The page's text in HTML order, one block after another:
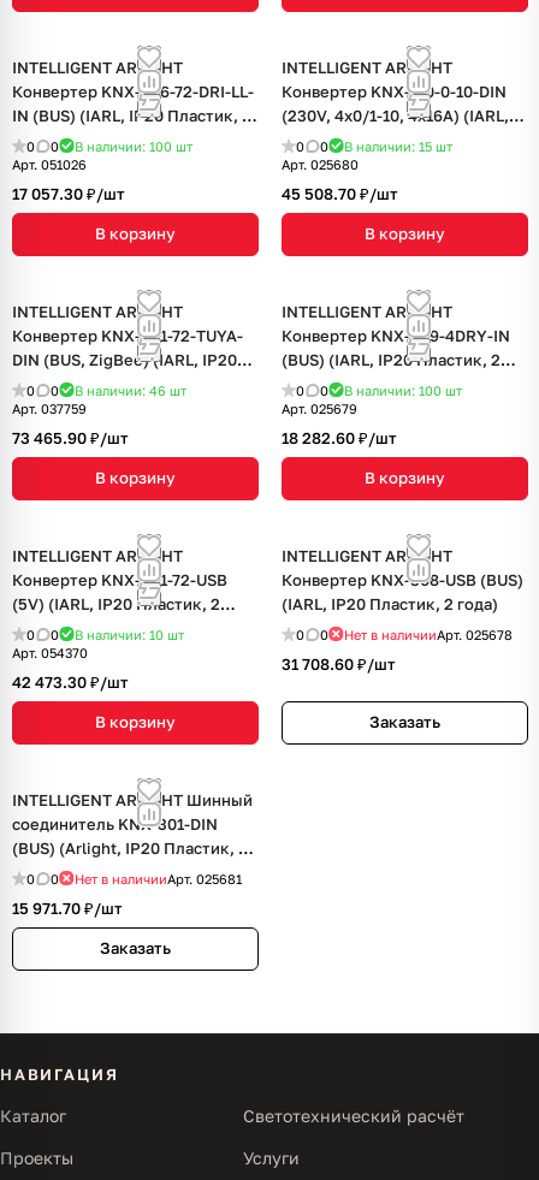
INTELLIGENT ARLIGHT
Конвертер KNX-306-72-DRI-LL-
IN (BUS) (IARL, IP20 Пластик, 2
года)
0 0 В наличии: 100 шт
Арт. 051026
17 057.30 ₽/шт
В корзину
INTELLIGENT ARLIGHT
Конвертер KNX-710-0-10-DIN
(230V, 4x0/1-10, 4x16A) (IARL,
IP20 Пластик, 2 года)
0 0 В наличии: 15 шт
Арт. 025680
45 508.70 ₽/шт
В корзину
INTELLIGENT ARLIGHT
Конвертер KNX-301-72-TUYA-
DIN (BUS, ZigBee) (IARL, IP20
Пластик, 2 года)
0 0 В наличии: 46 шт
Арт. 037759
73 465.90 ₽/шт
В корзину
INTELLIGENT ARLIGHT
Конвертер KNX-309-4DRY-IN
(BUS) (IARL, IP20 Пластик, 2
года)
0 0 В наличии: 100 шт
Арт. 025679
18 282.60 ₽/шт
В корзину
INTELLIGENT ARLIGHT
Конвертер KNX-301-72-USB
(5V) (IARL, IP20 Пластик, 2
года)
0 0 В наличии: 10 шт
Арт. 054370
42 473.30 ₽/шт
В корзину
INTELLIGENT ARLIGHT
Конвертер KNX-308-USB (BUS)
(IARL, IP20 Пластик, 2 года)
0 0 Нет в наличииАрт. 025678
31 708.60 ₽/шт
Заказать
INTELLIGENT ARLIGHT Шинный
соединитель KNX-301-DIN
(BUS) (Arlight, IP20 Пластик, 2
года)
0 0 Нет в наличииАрт. 025681
15 971.70 ₽/шт
Заказать
НАВИГАЦИЯ
Каталог Светотехнический расчёт
Проекты Услуги